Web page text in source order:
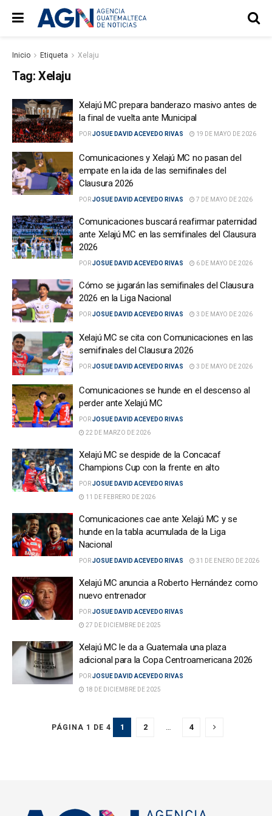
Inicio Etiqueta Xelaju
Tag: Xelaju
Xelajú MC prepara banderazo masivo antes de
la final de vuelta ante Municipal
PORJOSUE DAVID ACEVEDO RIVAS 19 DE MAYO DE 2026
Comunicaciones y Xelajú MC no pasan del
empate en la ida de las semifinales del
Clausura 2026
PORJOSUE DAVID ACEVEDO RIVAS 7 DE MAYO DE 2026
Comunicaciones buscará reafirmar paternidad
ante Xelajú MC en las semifinales del Clausura
2026
PORJOSUE DAVID ACEVEDO RIVAS 6 DE MAYO DE 2026
Cómo se jugarán las semifinales del Clausura
2026 en la Liga Nacional
PORJOSUE DAVID ACEVEDO RIVAS 3 DE MAYO DE 2026
Xelajú MC se cita con Comunicaciones en las
semifinales del Clausura 2026
PORJOSUE DAVID ACEVEDO RIVAS 3 DE MAYO DE 2026
Comunicaciones se hunde en el descenso al
perder ante Xelajú MC
PORJOSUE DAVID ACEVEDO RIVAS
22 DE MARZO DE 2026
Xelajú MC se despide de la Concacaf
Champions Cup con la frente en alto
PORJOSUE DAVID ACEVEDO RIVAS
11 DE FEBRERO DE 2026
Comunicaciones cae ante Xelajú MC y se
hunde en la tabla acumulada de la Liga
Nacional
PORJOSUE DAVID ACEVEDO RIVAS 31 DE ENERO DE 2026
Xelajú MC anuncia a Roberto Hernández como
nuevo entrenador
PORJOSUE DAVID ACEVEDO RIVAS
27 DE DICIEMBRE DE 2025
Xelajú MC le da a Guatemala una plaza
adicional para la Copa Centroamericana 2026
PORJOSUE DAVID ACEVEDO RIVAS
18 DE DICIEMBRE DE 2025
PÁGINA 1 DE 4 1 2 4